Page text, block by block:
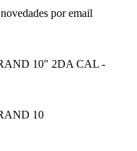
por email